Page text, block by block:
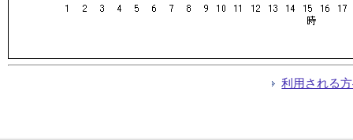
利用される